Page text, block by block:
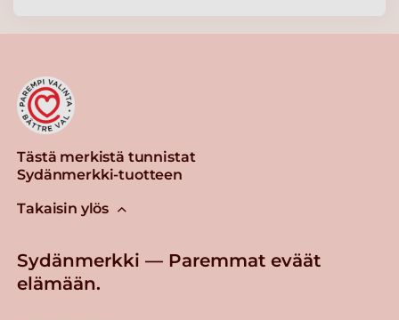
persikka laktoositon
Arki® pehmeä rahka 200 g
laktoositon
Valio PROfeel®
Tästä merkistä tunnistat
Sydänmerkki-tuotteen
Takaisin ylös
Sydänmerkki — Paremmat eväät
elämään.